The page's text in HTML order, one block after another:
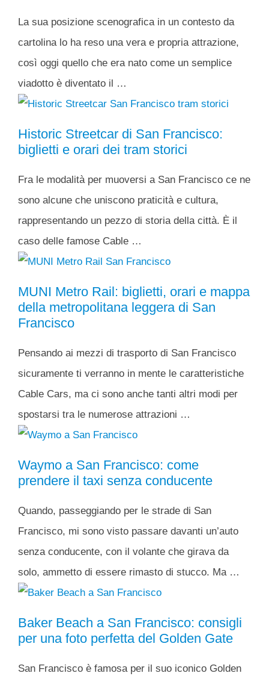
La sua posizione scenografica in un contesto da
cartolina lo ha reso una vera e propria attrazione,
così oggi quello che era nato come un semplice
viadotto è diventato il …
Historic Streetcar di San Francisco:
biglietti e orari dei tram storici
Fra le modalità per muoversi a San Francisco ce ne
sono alcune che uniscono praticità e cultura,
rappresentando un pezzo di storia della città. È il
caso delle famose Cable …
MUNI Metro Rail: biglietti, orari e mappa
della metropolitana leggera di San
Francisco
Pensando ai mezzi di trasporto di San Francisco
sicuramente ti verranno in mente le caratteristiche
Cable Cars, ma ci sono anche tanti altri modi per
spostarsi tra le numerose attrazioni …
Waymo a San Francisco: come
prendere il taxi senza conducente
Quando, passeggiando per le strade di San
Francisco, mi sono visto passare davanti un’auto
senza conducente, con il volante che girava da
solo, ammetto di essere rimasto di stucco. Ma …
Baker Beach a San Francisco: consigli
per una foto perfetta del Golden Gate
San Francisco è famosa per il suo iconico Golden